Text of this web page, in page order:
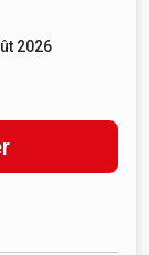
2026